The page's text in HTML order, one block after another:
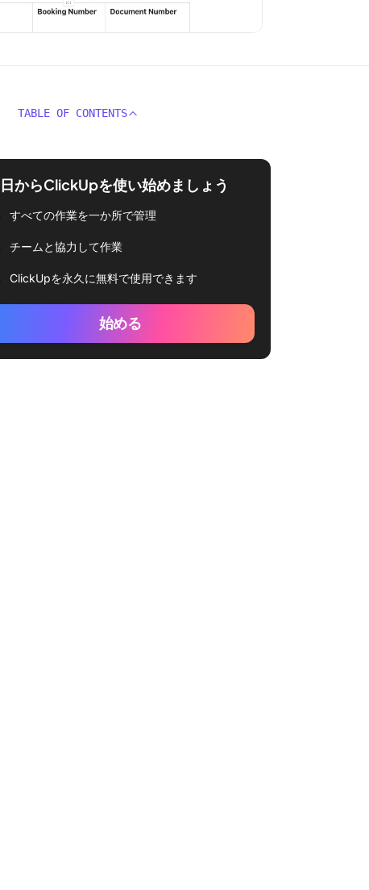
。
TABLE OF CONTENTS
からClickUpを使い始めましょう
すべての作業を一か所で管理
チームと協力して作業
ClickUpを永久に無料で使用できます
始める